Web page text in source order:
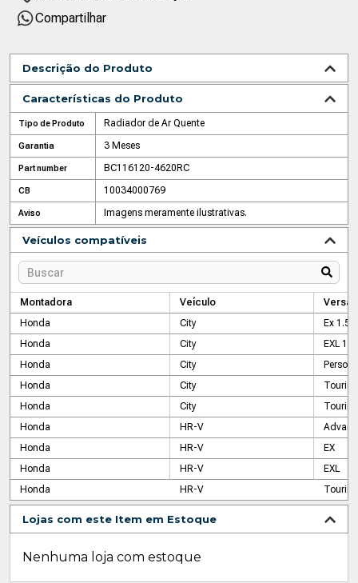
Compartilhar
Descrição do Produto
Características do Produto
Tipo de Produto Radiador de Ar Quente
Garantia 3 Meses
Part number BC116120-4620RC
CB 10034000769
Aviso Imagens meramente ilustrativas.
Veículos compatíveis
Montadora Veículo
Versão
Honda
City
Ex 1.5
Honda
City
EXL
Honda
City
Honda
City
Touring
Honda
City
Touring
Honda
HR-V
Honda
HR-V
EX
Honda
HR-V
EXL
Honda
HR-V Touring
Lojas com este Item em Estoque
Nenhuma loja com estoque